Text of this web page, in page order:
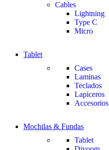
Cables
Lightning
Type C
Micro
Tablet
Cases
Laminas
Teclados
Lapiceros
Accesorios
Mochilas & Fundas
Tablet